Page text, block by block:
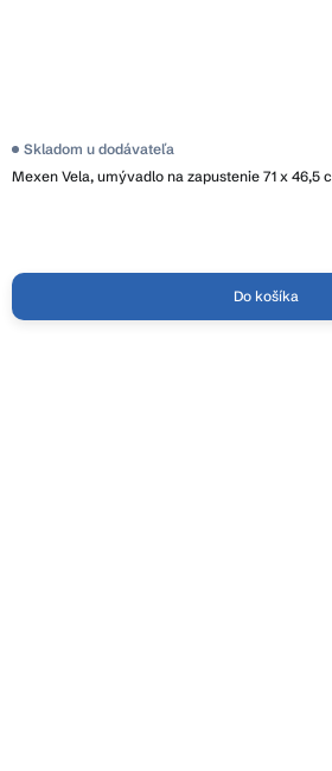
Mexen Vela, umývadlo na zapustenie 71 x 46,5
Skladom u dodávateľa
Do košíka